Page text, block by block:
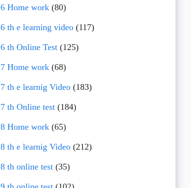
6 Home work(80)
6 th e learning video(117)
6 th Online Test(125)
7 Home work(68)
7 th e learnig Video(183)
7 th Online test(184)
8 Home work(65)
8 th e learnig Video(212)
8 th online test(35)